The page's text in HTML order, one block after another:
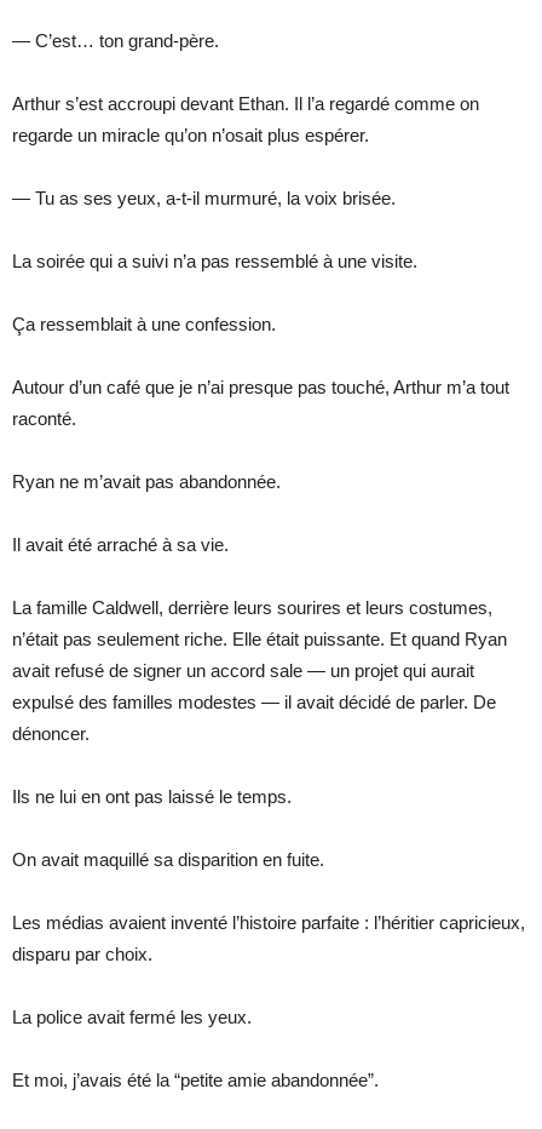
— C’est… ton grand-père.
Arthur s’est accroupi devant Ethan. Il l’a regardé comme on
regarde un miracle qu’on n’osait plus espérer.
— Tu as ses yeux, a-t-il murmuré, la voix brisée.
La soirée qui a suivi n’a pas ressemblé à une visite.
Ça ressemblait à une confession.
Autour d’un café que je n’ai presque pas touché, Arthur m’a tout
raconté.
Ryan ne m’avait pas abandonnée.
Il avait été arraché à sa vie.
La famille Caldwell, derrière leurs sourires et leurs costumes,
n’était pas seulement riche. Elle était puissante. Et quand Ryan
avait refusé de signer un accord sale — un projet qui aurait
expulsé des familles modestes — il avait décidé de parler. De
dénoncer.
Ils ne lui en ont pas laissé le temps.
On avait maquillé sa disparition en fuite.
Les médias avaient inventé l’histoire parfaite : l’héritier capricieux,
disparu par choix.
La police avait fermé les yeux.
Et moi, j’avais été la “petite amie abandonnée”.